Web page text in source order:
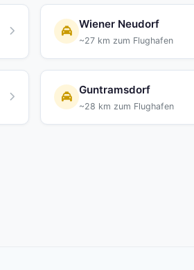
Wiener Neudorf
~27 km zum Flughafen
Guntramsdorf
~28 km zum Flughafen